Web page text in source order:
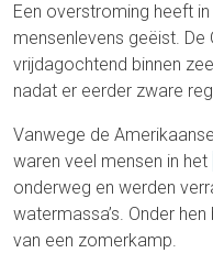
Een overstroming heeft
mensenlevens geëist.
vrijdagochtend binnen
nadat er eerder zware
Vanwege de
waren veel mensen in het
onderweg en werden
watermassa’s. Onder
van een zomerkamp.